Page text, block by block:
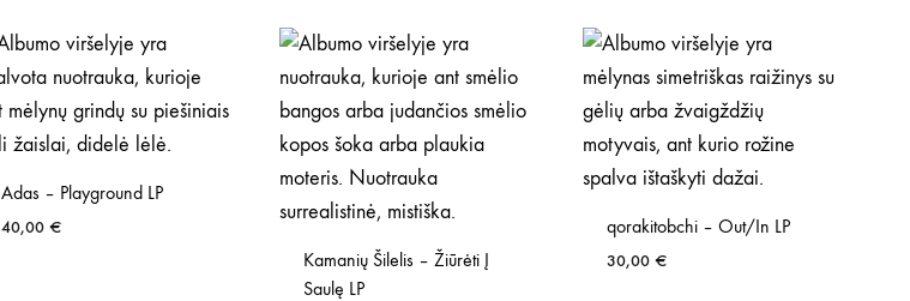
Adas – Playground LP
40,00 €
Kamanių Šilelis – Žiūrėti Į
Saulę LP
qorakitobchi – Out/In LP
30,00€